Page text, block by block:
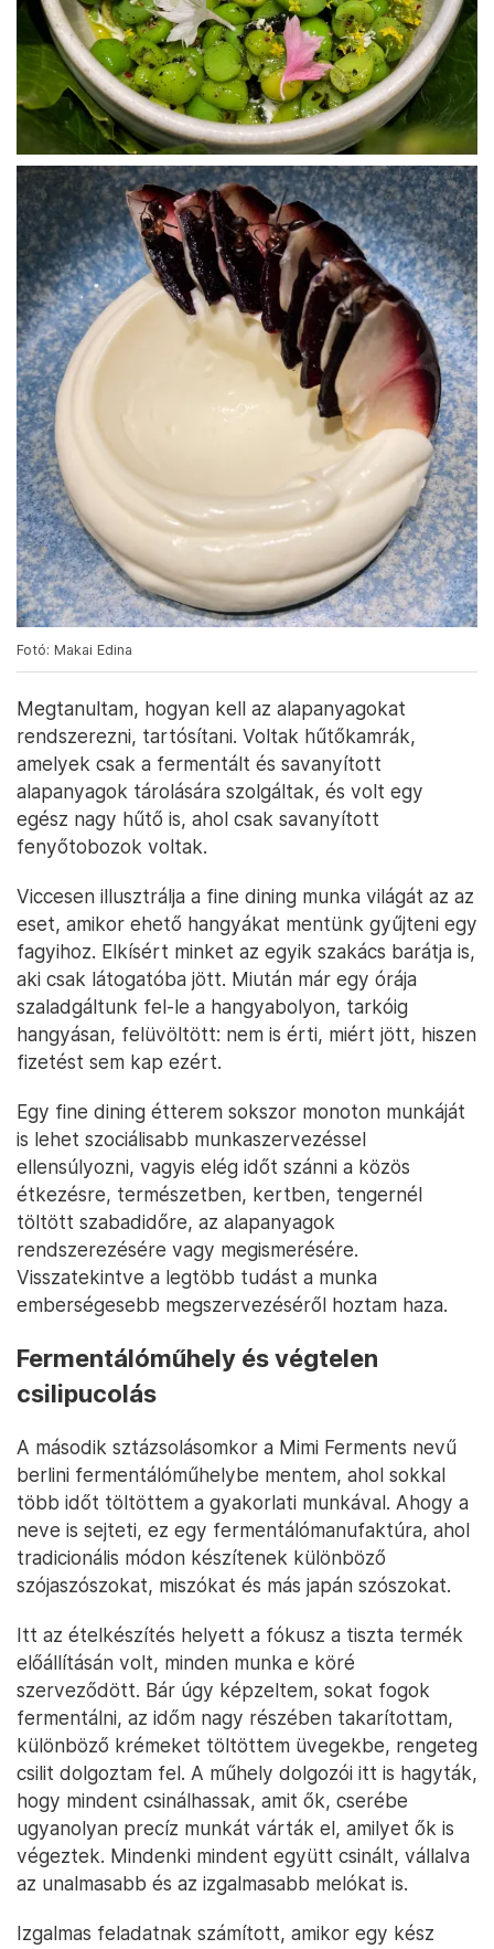
Fotó: Makai Edina
Megtanultam, hogyan kell az alapanyagokat
rendszerezni, tartósítani. Voltak hűtőkamrák,
amelyek csak a fermentált és savanyított
alapanyagok tárolására szolgáltak, és volt egy
egész nagy hűtő is, ahol csak savanyított
fenyőtobozok voltak.
Viccesen illusztrálja a fine dining munka világát az az
eset, amikor ehető hangyákat mentünk gyűjteni egy
fagyihoz. Elkísért minket az egyik szakács barátja is,
aki csak látogatóba jött. Miután már egy órája
szaladgáltunk fel-le a hangyabolyon, tarkóig
hangyásan, felüvöltött: nem is érti, miért jött, hiszen
fizetést sem kap ezért.
Egy fine dining étterem sokszor monoton munkáját
is lehet szociálisabb munkaszervezéssel
ellensúlyozni, vagyis elég időt szánni a közös
étkezésre, természetben, kertben, tengernél
töltött szabadidőre, az alapanyagok
rendszerezésére vagy megismerésére.
Visszatekintve a legtöbb tudást a munka
emberségesebb megszervezéséről hoztam haza.
Fermentálóműhely és végtelen
csilipucolás
A második sztázsolásomkor a Mimi Ferments nevű
berlini fermentálóműhelybe mentem, ahol sokkal
több időt töltöttem a gyakorlati munkával. Ahogy a
neve is sejteti, ez egy fermentálómanufaktúra, ahol
tradicionális módon készítenek különböző
szójaszószokat, miszókat és más japán szószokat.
Itt az ételkészítés helyett a fókusz a tiszta termék
előállításán volt, minden munka e köré
szerveződött. Bár úgy képzeltem, sokat fogok
fermentálni, az időm nagy részében takarítottam,
különböző krémeket töltöttem üvegekbe, rengeteg
csilit dolgoztam fel. A műhely dolgozói itt is hagyták,
hogy mindent csinálhassak, amit ők, cserébe
ugyanolyan precíz munkát várták el, amilyet ők is
végeztek. Mindenki mindent együtt csinált, vállalva
az unalmasabb és az izgalmasabb melókat is.
Izgalmas feladatnak számított, amikor egy kész